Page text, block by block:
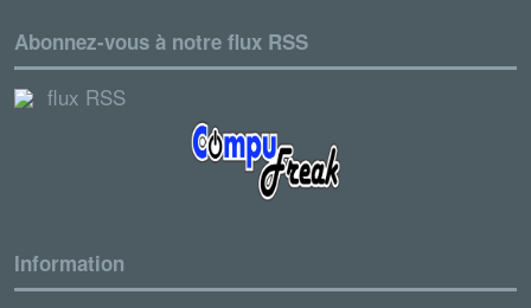
Abonnez-vous à notre flux RSS
flux RSS
Information